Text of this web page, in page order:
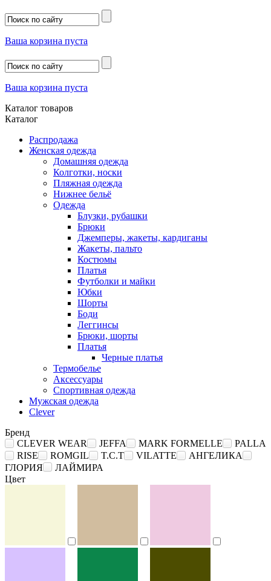
Ваша корзина пуста
Ваша корзина пуста
Каталог товаров
Каталог
Распродажа
Женская одежда
Домашняя одежда
Колготки, носки
Пляжная одежда
Нижнее бельё
Одежда
Блузки, рубашки
Брюки
Джемперы, жакеты, кардиганы
Жакеты, пальто
Костюмы
Платья
Футболки и майки
Юбки
Шорты
Боди
Леггинсы
Брюки, шорты
Платья
Черные платья
Термобелье
Аксессуары
Спортивная одежда
Мужская одежда
Clever
Бренд
CLEVER WEAR
JEFFA MARK FORMELLE
PALLA
RISE
ROMGIL T.C.T VILATTE
АНГЕЛИКА
ГЛОРИЯ
ЛАЙМИРА
Цвет